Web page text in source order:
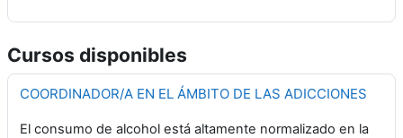
Cursos disponibles
COORDINADOR/A EN EL ÁMBITO DE LAS ADICCIONES
El consumo de alcohol está altamente normalizado en la